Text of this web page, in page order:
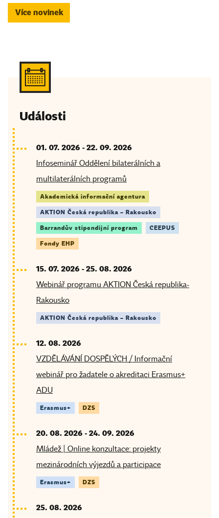
Více novinek
Události
01. 07. 2026-22. 09. 2026
Infoseminář Oddělení bilaterálních a
multilaterálních programů
Akademická informační agentura
AKTION Česká republika – Rakousko
Barrandův stipendijní program CEEPUS
Fondy EHP
15. 07. 2026-25. 08. 2026
Webinář programu AKTION Česká republika-
Rakousko
AKTION Česká republika – Rakousko
12. 08. 2026
VZDĚLÁVÁNÍ DOSPĚLÝCH / Informační
webinář pro žadatele o akreditaci Erasmus+
ADU
Erasmus+ DZS
20. 08. 2026-24. 09. 2026
Mládež | Online konzultace: projekty
mezinárodních výjezdů a participace
Erasmus+ DZS
25. 08. 2026